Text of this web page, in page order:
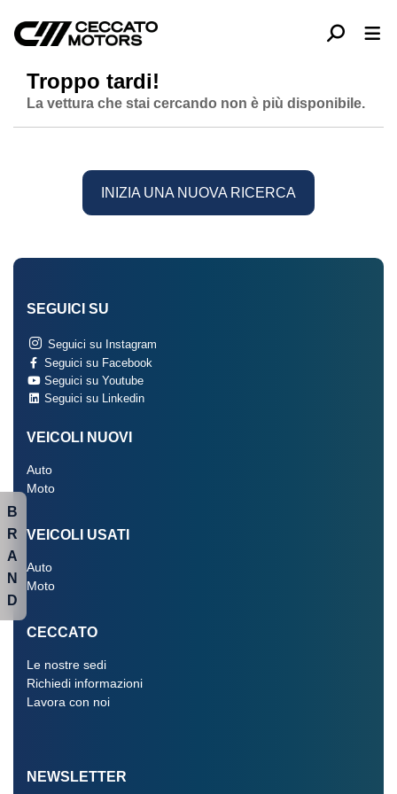
Troppo tardi!
La vettura che stai cercando non è più disponibile.
INIZIA UNA NUOVA RICERCA
SEGUICI SU
Seguici su Instagram
Seguici su Facebook
Seguici su Youtube
Seguici su Linkedin
VEICOLI NUOVI
Auto
Moto
VEICOLI USATI
Auto
Moto
CECCATO
Le nostre sedi
Richiedi informazioni
Lavora con noi
NEWSLETTER
B
R
A
N
D